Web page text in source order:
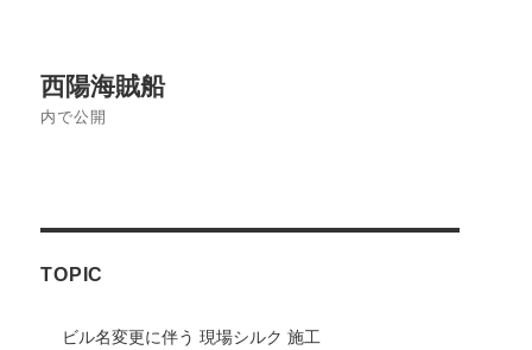
稿
ゲ
ー
シ
西陽海賊船
内で公開
TOPIC
ビル名変更に伴う 現場シルク 施工